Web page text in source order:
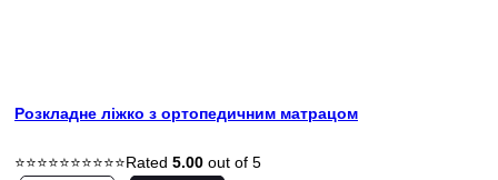
Розкладне ліжко з ортопедичним матрацом
Rated 5.00 out of 5